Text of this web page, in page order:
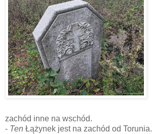
zachód inne na wschód.
- Ten Łążynek jest na zachód od Torunia.